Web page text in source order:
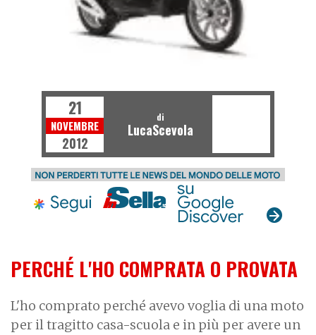
PERCHÉ L'HO COMPRATA O PROVATA
L'ho comprato perché avevo voglia di una moto
per il tragitto casa-scuola e in più per avere un
21
NOVEMBRE
2012
di
LucaScevola